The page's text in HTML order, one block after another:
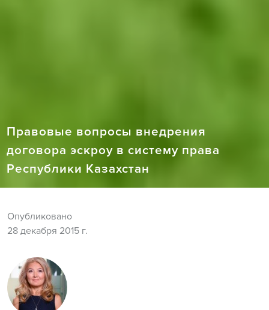
Правовые вопросы внедрения
договора эскроу в систему права
Республики Казахстан
Опубликовано
28 декабря 2015 г.